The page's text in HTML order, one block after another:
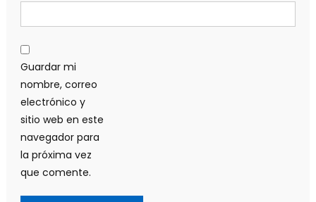
Guardar mi
nombre, correo
electrónico y
sitio web en este
navegador para
la próxima vez
que comente.